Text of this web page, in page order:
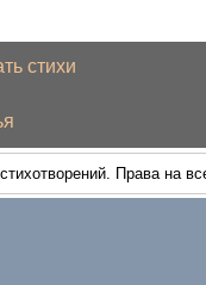
стихи
Права на